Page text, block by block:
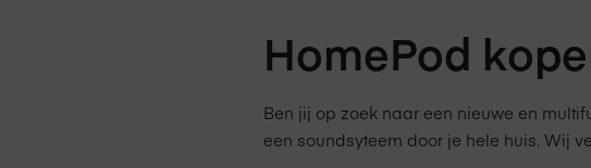
HomePod
Ben jij op zoek naar een nieuwe en
een soundsyteem door je hele huis. Wij